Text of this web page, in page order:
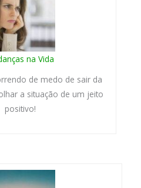
na Vida
de medo de sair da
a situação de um jeito
positivo!